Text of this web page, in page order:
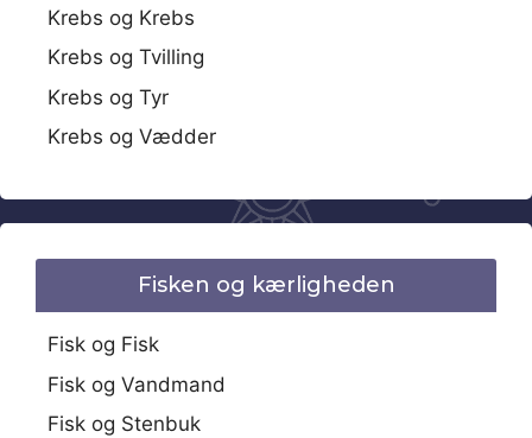
Krebs og Krebs
Krebs og Tvilling
Krebs og Tyr
Krebs og Vædder
Fisken og kærligheden
Fisk og Fisk
Fisk og Vandmand
Fisk og Stenbuk